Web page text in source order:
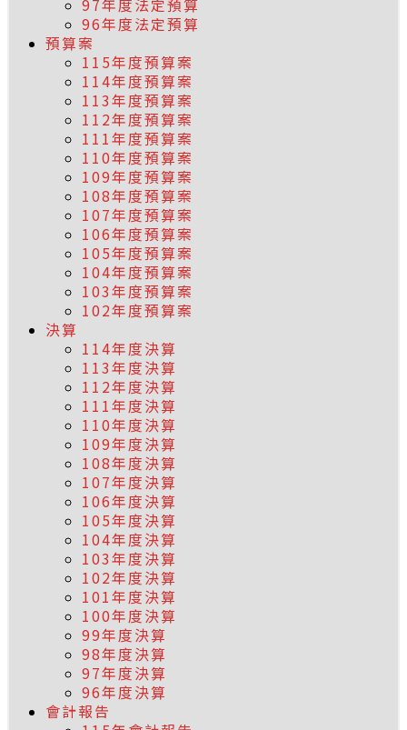
97年度法定預算
96年度法定預算
預算案
115年度預算案
114年度預算案
113年度預算案
112年度預算案
111年度預算案
110年度預算案
109年度預算案
108年度預算案
107年度預算案
106年度預算案
105年度預算案
104年度預算案
103年度預算案
102年度預算案
決算
114年度決算
113年度決算
112年度決算
111年度決算
110年度決算
109年度決算
108年度決算
107年度決算
106年度決算
105年度決算
104年度決算
103年度決算
102年度決算
101年度決算
100年度決算
99年度決算
98年度決算
97年度決算
96年度決算
會計報告